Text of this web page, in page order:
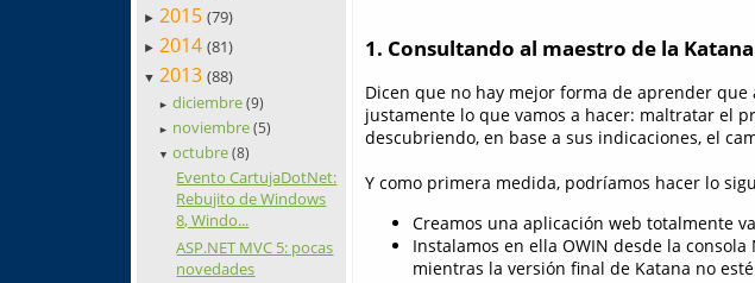
► 2015 (79)
► 2014 (81)
▼ 2013 (88)
► diciembre(9)
► noviembre(5)
▼ octubre(8)
Evento CartujaDotNet:
Rebujito de Windows
8, Windo...
ASP.NET MVC 5: pocas
novedades
1. Consultando al maestro de la Katana
Dicen que no hay mejor forma de aprender que
justamente lo que vamos a hacer: maltratar el
descubriendo, en base a sus indicaciones, el
Y como primera medida, podríamos hacer lo
Creamos una aplicación web totalmente
Instalamos en ella OWIN desde la
mientras la versión final de Katana no